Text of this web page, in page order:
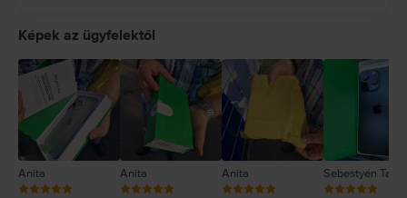
2
1
Képek az ügyfelektől
Anita Anita Anita Sebestyén